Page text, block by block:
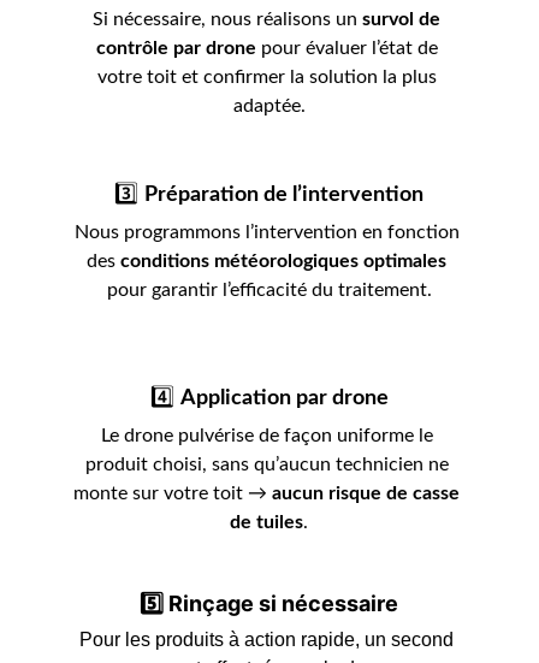
3️⃣ Préparation de l’intervention
Nous programmons l’intervention en fonction
des conditions météorologiques optimales
pour garantir l’efficacité du traitement.
Si nécessaire, nous réalisons un survol de
contrôle par drone pour évaluer l’état de
votre toit et confirmer la solution la plus
adaptée.
4️⃣ Application par drone
Le drone pulvérise de façon uniforme le
produit choisi, sans qu’aucun technicien ne
monte sur votre toit → aucun risque de casse
de tuiles.
5️⃣ Rinçage si nécessaire
Pour les produits à action rapide, un second